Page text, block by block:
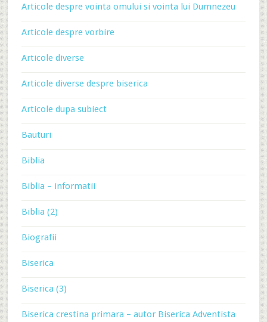
Articole despre vointa omului si vointa lui Dumnezeu
Articole despre vorbire
Articole diverse
Articole diverse despre biserica
Articole dupa subiect
Bauturi
Biblia
Biblia – informatii
Biblia (2)
Biografii
Biserica
Biserica (3)
Biserica crestina primara – autor Biserica Adventista